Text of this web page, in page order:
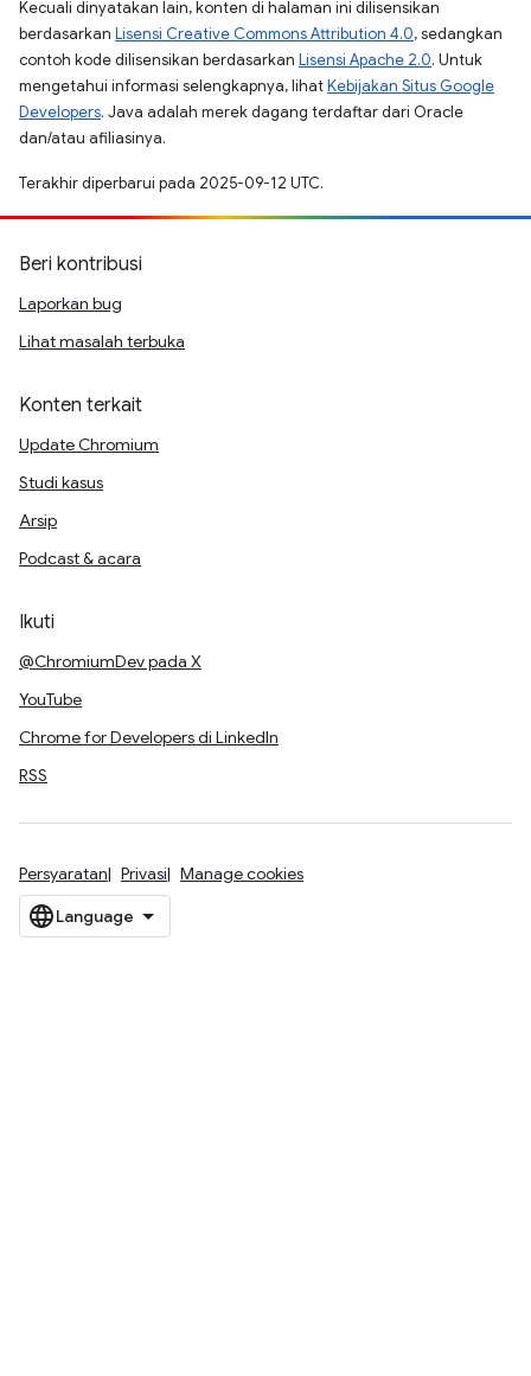
Kecuali dinyatakan lain, konten di halaman ini dilisensikan
berdasarkan Lisensi Creative Commons Attribution 4.0, sedangkan
contoh kode dilisensikan berdasarkan Lisensi Apache 2.0. Untuk
mengetahui informasi selengkapnya, lihatKebijakan Situs Google
Developers. Java adalah merek dagang terdaftar dari Oracle
dan/atau afiliasinya.
Terakhir diperbarui pada 2025-09-12 UTC.
Beri kontribusi
Laporkan bug
Lihat masalah terbuka
Konten terkait
Update Chromium
Studi kasus
Arsip
Podcast & acara
Ikuti
@ChromiumDev pada X
YouTube
Chrome for Developers di LinkedIn
RSS
Persyaratan Privasi Manage cookies